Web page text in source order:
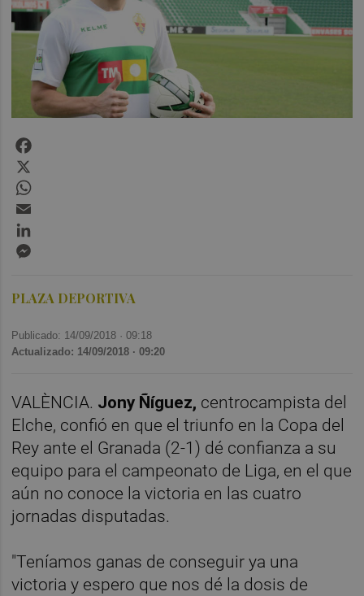
PLAZA DEPORTIVA
Publicado: 14/09/2018 ·09:18
Actualizado: 14/09/2018 · 09:20
VALÈNCIA. Jony Ñíguez, centrocampista del
Elche, confió en que el triunfo en la Copa del
Rey ante el Granada (2-1) dé confianza a su
equipo para el campeonato de Liga, en el que
aún no conoce la victoria en las cuatro
jornadas disputadas.
"Teníamos ganas de conseguir ya una
victoria y espero que nos dé la dosis de